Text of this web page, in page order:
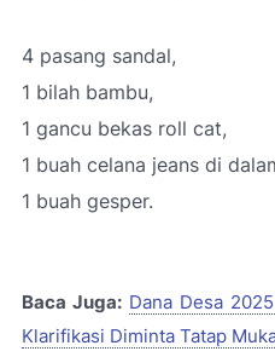
4 pasang sandal,
1 bilah bambu,
1 gancu bekas roll cat,
1 buah celana jeans di
1 buah gesper.
Baca Juga: Dana Desa
Klarifikasi Diminta Tatap